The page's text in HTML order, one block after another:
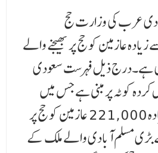
عرب کی وزارت حج
سے زیادہ عازمین کو حج پر بھیجنے والے
ہے۔درج ذیل فہرست سعودی
کوٹہ پر مبنی ہے جس میں
انڈونیشیانے سب سے زیادہ 221,000 عازمین کو حج پر
بڑی مسلم آبادی والے ملک کے